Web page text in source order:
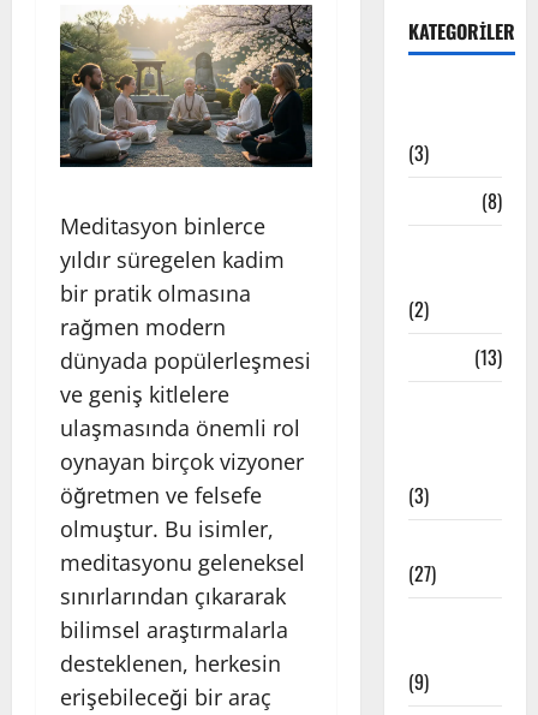
Meditasyon binlerce
yıldır süregelen kadim
bir pratik olmasına
rağmen modern
dünyada popülerleşmesi
ve geniş kitlelere
ulaşmasında önemli rol
oynayan birçok vizyoner
öğretmen ve felsefe
olmuştur. Bu isimler,
meditasyonu geleneksel
sınırlarından çıkararak
bilimsel araştırmalarla
desteklenen, herkesin
erişebileceği bir araç
KATEGORILER
(3)
(8)
(2)
(13)
(3)
(27)
(9)